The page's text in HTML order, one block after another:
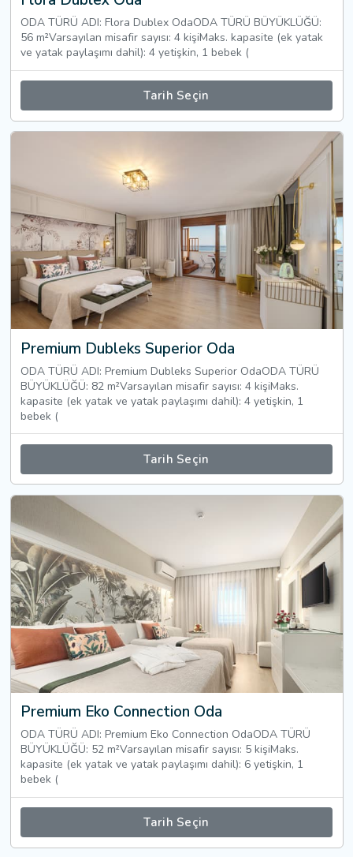
ODA TÜRÜ ADI: Flora Dublex OdaODA TÜRÜ BÜYÜKLÜĞÜ:
56 m²Varsayılan misafir sayısı: 4 kişiMaks. kapasite (ek yatak
ve yatak paylaşımı dahil): 4 yetişkin, 1 bebek (
Tarih Seçin
Premium Dubleks Superior Oda
ODA TÜRÜ ADI: Premium Dubleks Superior OdaODA TÜRÜ
BÜYÜKLÜĞÜ: 82 m²Varsayılan misafir sayısı: 4 kişiMaks.
kapasite (ek yatak ve yatak paylaşımı dahil): 4 yetişkin, 1
bebek (
Tarih Seçin
Premium Eko Connection Oda
ODA TÜRÜ ADI: Premium Eko Connection OdaODA TÜRÜ
BÜYÜKLÜĞÜ: 52 m²Varsayılan misafir sayısı: 5 kişiMaks.
kapasite (ek yatak ve yatak paylaşımı dahil): 6 yetişkin, 1
bebek (
Tarih Seçin